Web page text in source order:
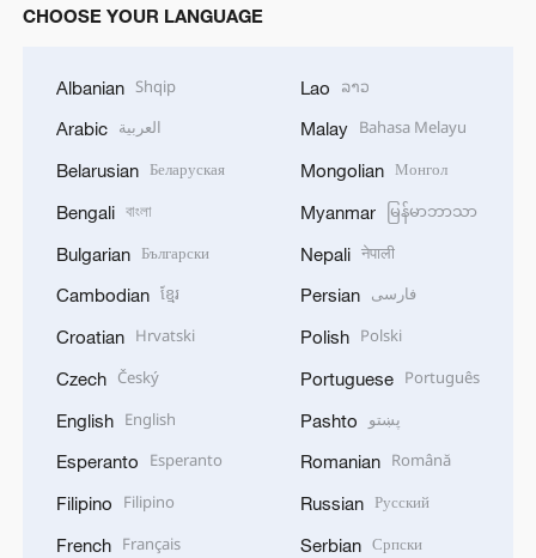
CHOOSE YOUR LANGUAGE
Albanian Shqip
Arabic العربية
Belarusian Беларуская
Bengali বাংলা
Bulgarian Български
Cambodian ខ្មែរ
Croatian Hrvatski
Czech Český
English English
Esperanto Esperanto
Filipino Filipino
French Français
Lao ລາວ
Malay Bahasa Melayu
Mongolian Монгол
Myanmar မြန်မာဘာသာ
Nepali नेपाली
Persian فارسی
Polish Polski
Portuguese Português
Pashto پښتو
Romanian Română
Russian Русский
Serbian Српски